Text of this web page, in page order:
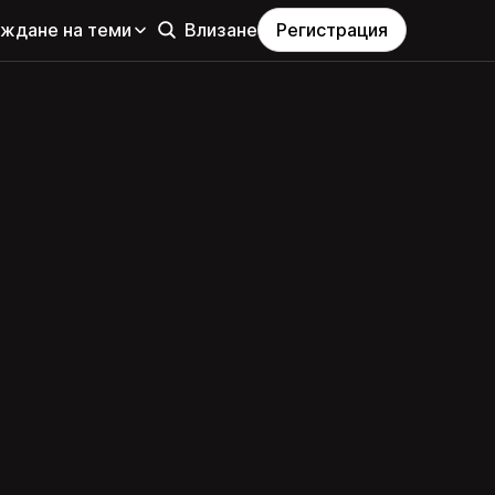
на теми Влизане Регистрация